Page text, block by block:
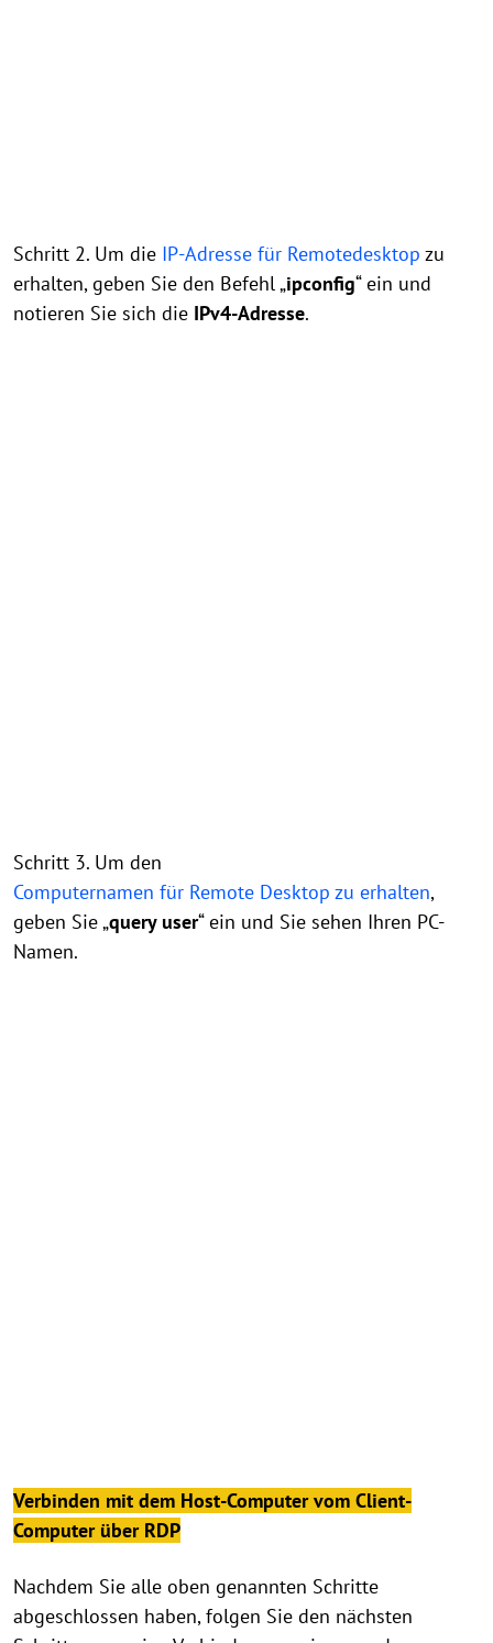
Schritt 2. Um die IP-Adresse für Remotedesktop zu
erhalten, geben Sie den Befehl „ipconfig“ ein und
notieren Sie sich die IPv4-Adresse.
Schritt 3. Um den
Computernamen für Remote Desktop zu erhalten,
geben Sie „query user“ ein und Sie sehen Ihren PC-
Namen.
Verbinden mit dem Host-Computer vom Client-
Computer über RDP
Nachdem Sie alle oben genannten Schritte
abgeschlossen haben, folgen Sie den nächsten